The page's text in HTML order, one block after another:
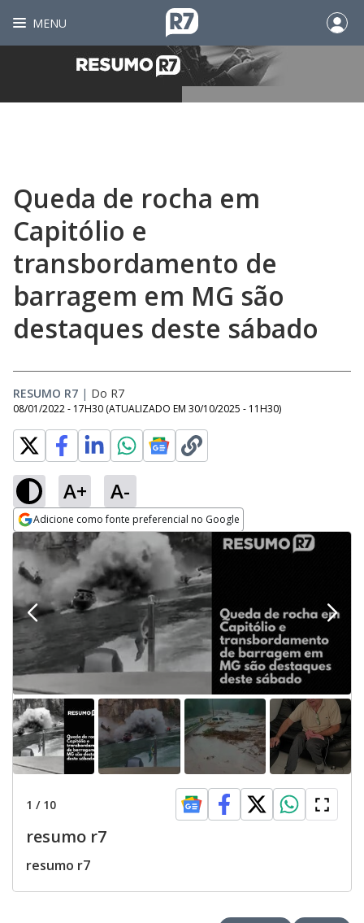
MENU
Queda de rocha em
Capitólio e
transbordamento de
barragem em MG são
destaques deste sábado
RESUMO R7 | Do R7
08/01/2022 - 17H30 (ATUALIZADO EM 30/10/2025 - 11H30)
A+ A-
Adicione como fonte preferencial no Google
Opens in new window
1 / 10
resumo r7
resumo r7